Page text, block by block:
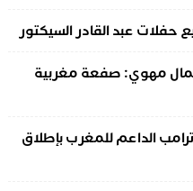
عبد القادر السيكتور
مهوي: صفعة مغربية
الداعم للمغرب بإطلاق